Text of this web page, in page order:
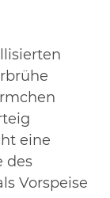
eine
des
Vorspeise